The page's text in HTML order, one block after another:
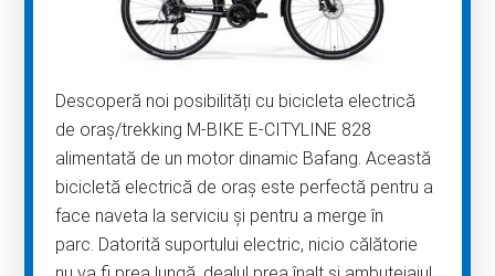
Descoperă noi posibilități cu bicicleta electrică
de oraș/trekking M-BIKE E-CITYLINE 828
alimentată de un motor dinamic Bafang. Această
bicicletă electrică de oraș este perfectă pentru a
face naveta la serviciu și pentru a merge în
parc. Datorită suportului electric, nicio călătorie